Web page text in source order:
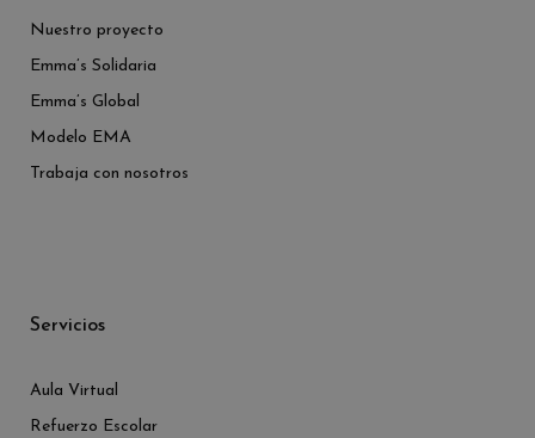
Nuestro proyecto
Emma’s Solidaria
Emma’s Global
Modelo EMA
Trabaja con nosotros
Servicios
Aula Virtual
Refuerzo Escolar